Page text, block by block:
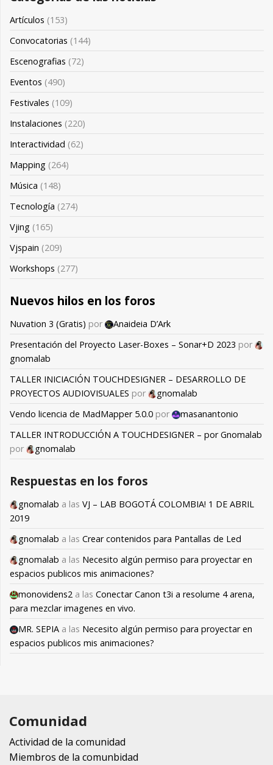
Artículos (153)
Convocatorias (144)
Escenografias (72)
Eventos (490)
Festivales (109)
Instalaciones (220)
Interactividad (62)
Mapping (264)
Música (148)
Tecnología (274)
Vjing (165)
Vjspain (209)
Workshops (277)
Nuevos hilos en los foros
Nuvation 3 (Gratis) por
Anaideia D’Ark
Presentación del Proyecto Laser-Boxes – Sonar+D 2023 por
gnomalab
TALLER INICIACIÓN TOUCHDESIGNER – DESARROLLO DE
PROYECTOS AUDIOVISUALES por
gnomalab
Vendo licencia de MadMapper 5.0.0 por
masanantonio
TALLER INTRODUCCIÓN A TOUCHDESIGNER – por Gnomalab
por
gnomalab
Respuestas en los foros
gnomalab a las VJ – LAB BOGOTÁ COLOMBIA! 1 DE ABRIL
2019
gnomalab a las Crear contenidos para Pantallas de Led
gnomalab a las Necesito algún permiso para proyectar en
espacios publicos mis animaciones?
monovidens2 a las Conectar Canon t3i a resolume 4 arena,
para mezclar imagenes en vivo.
MR. SEPIA a las Necesito algún permiso para proyectar en
espacios publicos mis animaciones?
Comunidad
Actividad de la comunidad
Miembros de la comunbidad